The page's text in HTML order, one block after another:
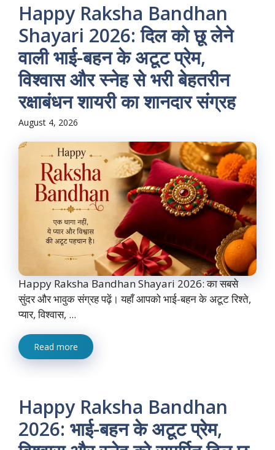
Happy Raksha Bandhan
Shayari 2026: दिल को छू लेने
वाली भाई-बहन के अटूट प्रेम,
विश्वास और स्नेह से भरी बेहतरीन
रक्षाबंधन शायरी का शानदार संग्रह
August 4, 2026
Happy Raksha Bandhan Shayari 2026: का सबसे
सुंदर और भावुक संग्रह पढ़ें। यहाँ आपको भाई-बहन के अटूट रिश्ते,
प्यार, विश्वास, ...
Read more
Happy Raksha Bandhan
2026: भाई-बहन के अटूट प्रेम,